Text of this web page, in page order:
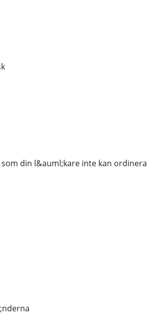
din l&auml;kare inte kan ordinera